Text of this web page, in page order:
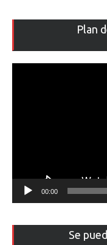
Plan
00:00
Se